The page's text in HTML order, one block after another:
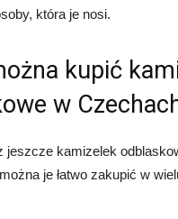
która je nosi.
kupić
w
jeszcze kamizelek
je łatwo zakupić w